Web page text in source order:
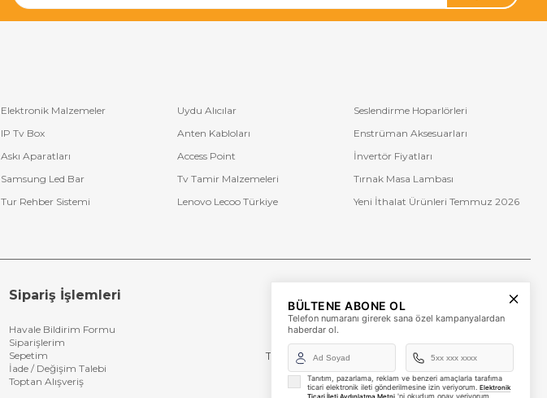
Elektronik Malzemeler Uydu Alıcılar
Seslendirme Hoparlörleri
IP Tv Box Anten Kabloları
Enstrüman Aksesuarları
Askı Aparatları Access Point
İnvertör Fiyatları
Samsung Led Bar Tv Tamir Malzemeleri
Tırnak Masa Lambası
Tur Rehber Sistemi Lenovo Lecoo Türkiye Yeni İthalat Ürünleri Temmuz 2026
Sipariş İşlemleri
Havale Bildirim Formu
Siparişlerim
Sepetim
İade / Değişim Talebi
Toptan Alışveriş
+90 (850) 473 08 08
Tevfik Bey Mah. Dr. Ali Demir Cd. No:51 Kat:2 Kobi İş
Merkezi
Küçükçekmece / İstanbul
BÜLTENE ABONE OL
Telefon numaranı girerek sana özel kampanyalardan
haberdar ol.
Tanıtım, pazarlama, reklam ve benzeri amaçlarla tarafıma
ticari elektronik ileti gönderilmesine izin veriyorum. Elektronik
Ticari İleti Aydınlatma Metni 'ni okudum onay veriyorum.